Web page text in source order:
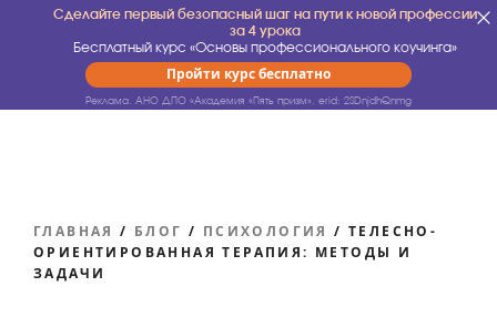
Сделайте первый безопасный шаг на пути к новой профессии
за 4 урока
Бесплатный курс «Основы профессионального коучинга»
Пройти курс бесплатно
Реклама. АНО ДПО «Академия «Пять призм». erid: 2SDnjdhQnmg
ГЛАВНАЯ / БЛОГ / ПСИХОЛОГИЯ / ТЕЛЕСНО-
ОРИЕНТИРОВАННАЯ ТЕРАПИЯ: МЕТОДЫ И
ЗАДАЧИ